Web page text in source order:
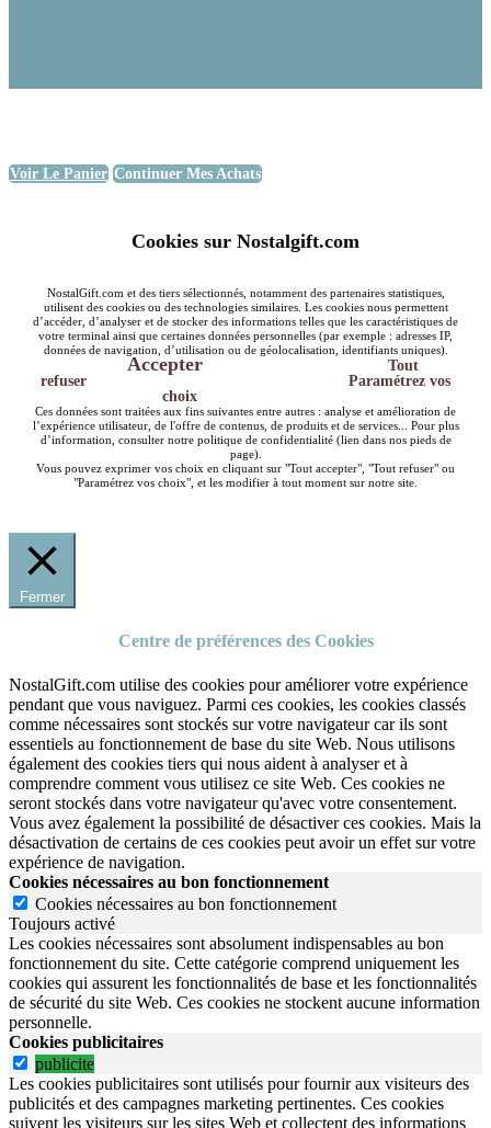
Voir Le Panier Continuer Mes Achats
Cookies sur Nostalgift.com
NostalGift.com et des tiers sélectionnés, notamment des partenaires statistiques,
utilisent des cookies ou des technologies similaires. Les cookies nous permettent
d’accéder, d’analyser et de stocker des informations telles que les caractéristiques de
votre terminal ainsi que certaines données personnelles (par exemple : adresses IP,
données de navigation, d’utilisation ou de géolocalisation, identifiants uniques).
Accepter
Tout
refuser
Paramétrez vos
choix
Ces données sont traitées aux fins suivantes entre autres : analyse et amélioration de
l’expérience utilisateur, de l'offre de contenus, de produits et de services... Pour plus
d’information, consulter notre politique de confidentialité (lien dans nos pieds de
page).
Vous pouvez exprimer vos choix en cliquant sur "Tout accepter", "Tout refuser" ou
"Paramétrez vos choix", et les modifier à tout moment sur notre site.
Fermer
Centre de préférences des Cookies
NostalGift.com utilise des cookies pour améliorer votre expérience
pendant que vous naviguez. Parmi ces cookies, les cookies classés
comme nécessaires sont stockés sur votre navigateur car ils sont
essentiels au fonctionnement de base du site Web. Nous utilisons
également des cookies tiers qui nous aident à analyser et à
comprendre comment vous utilisez ce site Web. Ces cookies ne
seront stockés dans votre navigateur qu'avec votre consentement.
Vous avez également la possibilité de désactiver ces cookies. Mais la
désactivation de certains de ces cookies peut avoir un effet sur votre
expérience de navigation.
Cookies nécessaires au bon fonctionnement
Cookies nécessaires au bon fonctionnement
Toujours activé
Les cookies nécessaires sont absolument indispensables au bon
fonctionnement du site. Cette catégorie comprend uniquement les
cookies qui assurent les fonctionnalités de base et les fonctionnalités
de sécurité du site Web. Ces cookies ne stockent aucune information
personnelle.
Cookies publicitaires
publicite
Les cookies publicitaires sont utilisés pour fournir aux visiteurs des
publicités et des campagnes marketing pertinentes. Ces cookies
suivent les visiteurs sur les sites Web et collectent des informations